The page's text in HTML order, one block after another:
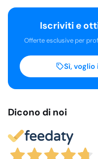
Dicono di noi
Iscriviti e
Offerte esclusive per
Sì,